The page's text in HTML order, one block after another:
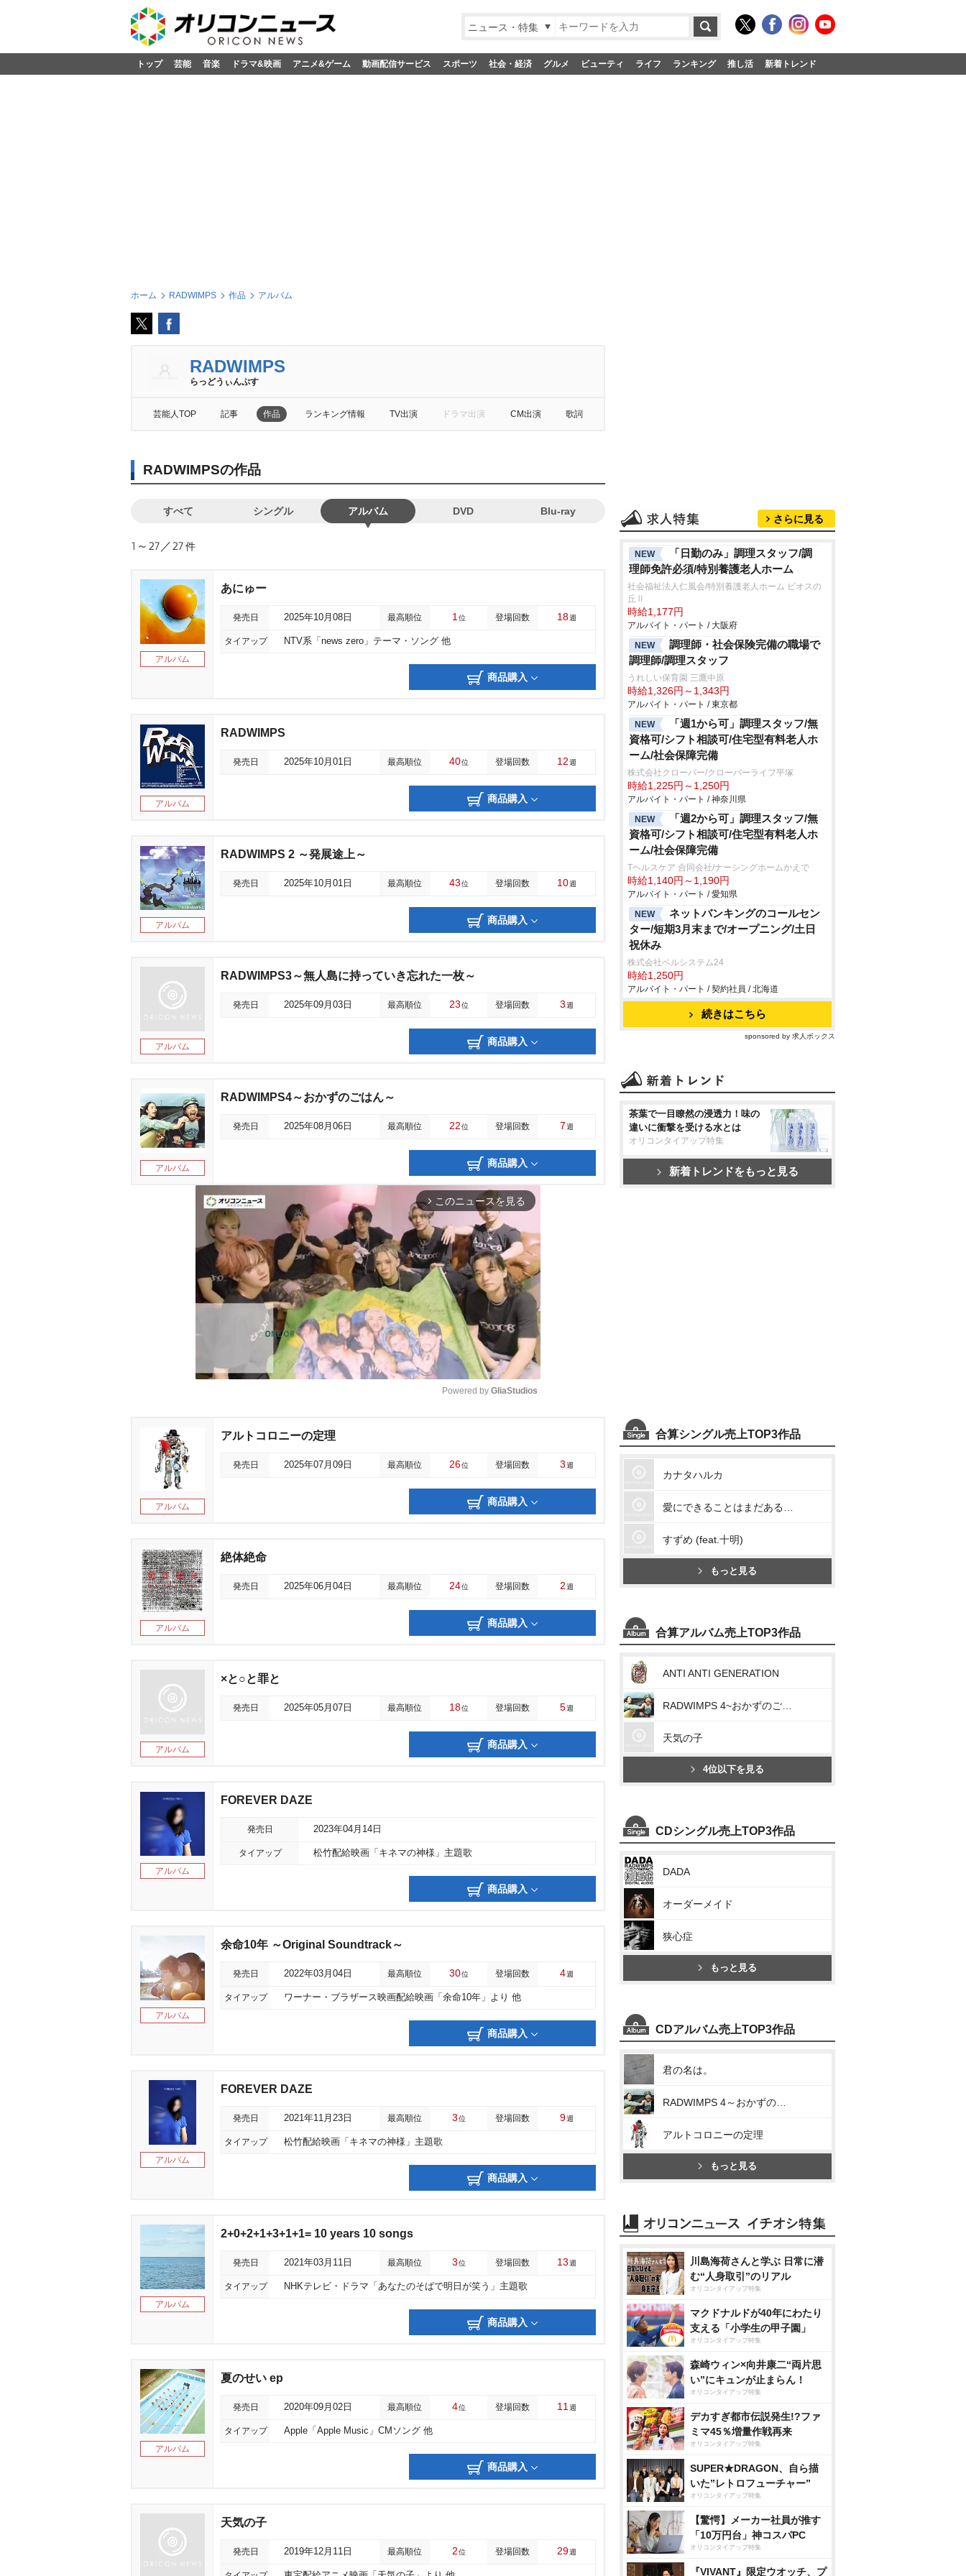
ニュース・特集
トップ 芸能 音楽 ドラマ&映画 アニメ&ゲーム 動画配信サービス スポーツ 社会・経済 グルメ ビューティ ライフ ランキング 推し活 新着トレンド
ホーム RADWIMPS 作品 アルバム
RADWIMPS
らっどうぃんぷす
芸能人TOP 記事 作品 ランキング情報 TV出演 ドラマ出演 CM出演 歌詞
RADWIMPSの作品
すべて シングル アルバム DVD Blu-ray
1～27／27件
アルバム
あにゅー
発売日 2025年10月08日 最高順位 1 位 登場回数 18週
タイアップ NTV系「news zero」テーマ・ソング 他
商品購入
アルバム
RADWIMPS
発売日 2025年10月01日 最高順位 40位 登場回数 12週
商品購入
アルバム
RADWIMPS 2 ～発展途上～
発売日 2025年10月01日 最高順位 43位 登場回数 10週
商品購入
アルバム
RADWIMPS3～無人島に持っていき忘れた一枚～
発売日 2025年09月03日 最高順位 23位 登場回数 3週
商品購入
アルバム
RADWIMPS4～おかずのごはん～
発売日 2025年08月06日 最高順位 22位 登場回数 7週
商品購入
arrow_forward_ios このニュースを見る
e
Powered by GliaStudios
アルバム
アルトコロニーの定理
発売日 2025年07月09日 最高順位 26位 登場回数 3週
商品購入
アルバム
絶体絶命
発売日 2025年06月04日 最高順位 24位 登場回数 2週
商品購入
アルバム
×と○と罪と
発売日 2025年05月07日 最高順位 18位 登場回数 5週
商品購入
アルバム
FOREVER DAZE
発売日 2023年04月14日
タイアップ 松竹配給映画「キネマの神様」主題歌
商品購入
アルバム
余命10年 ～Original Soundtrack～
発売日 2022年03月04日 最高順位 30位 登場回数 4週
タイアップ ワーナー・ブラザース映画配給映画「余命10年」より 他
商品購入
アルバム
FOREVER DAZE
発売日 2021年11月23日 最高順位 3位 登場回数 9週
タイアップ 松竹配給映画「キネマの神様」主題歌
商品購入
アルバム
2+0+2+1+3+1+1= 10 years 10 songs
発売日 2021年03月11日 最高順位 3位 登場回数 13週
タイアップ NHKテレビ・ドラマ「あなたのそばで明日が笑う」主題歌
商品購入
アルバム
夏のせい ep
発売日 2020年09月02日 最高順位 4位 登場回数 11 週
タイアップ Apple「Apple Music」CMソング 他
商品購入
天気の子
発売日 2019年12月11日 最高順位 2位 登場回数 29週
さらに見る
NEW
「日勤のみ」調理スタッフ/調
理師免許必須/特別養護老人ホーム
社会福祉法人仁風会/特別養護老人ホーム ビオスの
丘Ⅱ
時給1,177円
アルバイト・パート / 大阪府
NEW
調理師・社会保険完備の職場で
調理師/調理スタッフ
うれしい保育園 三鷹中原
時給1,326円～1,343円
アルバイト・パート / 東京都
NEW
「週1から可」調理スタッフ/無
資格可/シフト相談可/住宅型有料老人ホ
ーム/社会保障完備
株式会社クローバー/クローバーライフ平塚
時給1,225円～1,250円
アルバイト・パート / 神奈川県
NEW
「週2から可」調理スタッフ/無
資格可/シフト相談可/住宅型有料老人ホ
ーム/社会保障完備
Tヘルスケア 合同会社/ナーシングホームかえで
時給1,140円～1,190円
アルバイト・パート / 愛知県
NEW
ネットバンキングのコールセン
ター/短期3月末まで/オープニング/土日
祝休み
株式会社ベルシステム24
時給1,250円
アルバイト・パート / 契約社員 / 北海道
続きはこちら
sponsored by 求人ボックス
茶葉で一目瞭然の浸透力！味の
違いに衝撃を受ける水とは
オリコンタイアップ特集
新着トレンドをもっと見る
合算シングル売上TOP3作品
カナタハルカ
すずめ (feat.十明)
もっと見る
合算アルバム売上TOP3作品
ANTI ANTI GENERATION
天気の子
4位以下を見る
CDシングル売上TOP3作品
DADA
オーダーメイド
狭心症
もっと見る
CDアルバム売上TOP3作品
君の名は。
アルトコロニーの定理
もっと見る
川島海荷さんと学ぶ 日常に潜
む“人身取引”のリアル
オリコンタイアップ特集
マクドナルドが40年にわたり
支える「小学生の甲子園」
オリコンタイアップ特集
森崎ウィン×向井康二“両片思
い”にキュンが止まらん！
オリコンタイアップ特集
デカすぎ都市伝説発生!?ファ
ミマ45％増量作戦再来
オリコンタイアップ特集
SUPER★DRAGON、自ら描
いた”レトロフューチャー”
オリコンタイアップ特集
【驚愕】メーカー社員が推す
「10万円台」神コスパPC
オリコンタイアップ特集
『VIVANT』限定ウオッチ、プ